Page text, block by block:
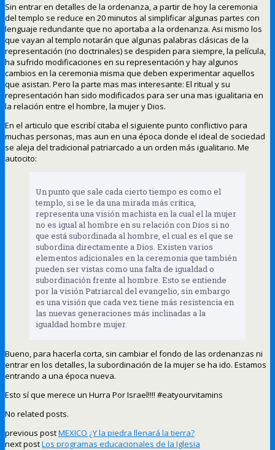
Sin entrar en detalles de la ordenanza, a partir de hoy la ceremonia
del templo se reduce en 20 minutos al simplificar algunas partes con
lenguaje redundante que no aportaba a la ordenanza. Asi mismo los
que vayan al templo notarán que algunas palabras clásicas de la
representación (no doctrinales) se despiden para siempre, la película,
ha sufrido modificaciones en su representación y hay algunos
cambios en la ceremonia misma que deben experimentar aquellos
que asistan. Pero la parte mas mas interesante: El ritual y su
representación han sido modificados para ser una mas igualitaria en
la relación entre el hombre, la mujer y Dios.
En el articulo que escribí citaba el siguiente punto conflictivo para
muchas personas, mas aun en una época donde el ideal de sociedad
se aleja del tradicional patriarcado a un orden más igualitario. Me
autocito:
Un punto que sale cada cierto tiempo es como el
templo, si se le da una mirada más crítica,
representa una visión machista en la cual el la mujer
no es igual al hombre en su relación con Dios si no
que está subordinada al hombre, el cual es el que se
subordina directamente a Dios. Existen varios
elementos adicionales en la ceremonia que también
pueden ser vistas como una falta de igualdad o
subordinación frente al hombre. Esto se entiende
por la visión Patriarcal del evangelio, sin embargo
es una visión que cada vez tiene más resistencia en
las nuevas generaciones más inclinadas a la
igualdad hombre mujer.
Bueno, para hacerla corta, sin cambiar el fondo de las ordenanzas ni
entrar en los detalles, la subordinación de la mujer se ha ido. Estamos
entrando a una época nueva.
Esto sí que merece un Hurra Por Israel!!!! #eatyourvitamins
No related posts.
previous postMEXICO ¿Y la piedra llenará la tierra?
next postLos programas educacionales de la Iglesia